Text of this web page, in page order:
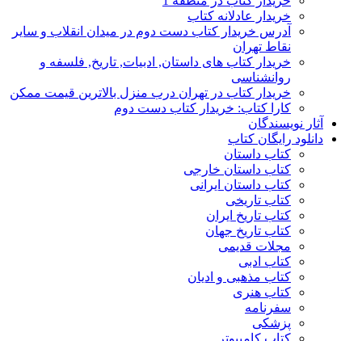
خریدار عادلانه کتاب
آدرس خریدار کتاب دست دوم در میدان انقلاب و سایر
نقاط تهران
خریدار کتاب های داستان, ادبیات, تاریخ, فلسفه و
روانشناسی
خریدار کتاب در تهران درب منزل بالاترین قیمت ممکن
کارا کتاب: خریدار کتاب دست دوم
آثار نویسندگان
دانلود رایگان کتاب
کتاب داستان
کتاب داستان خارجی
کتاب داستان ایرانی
کتاب تاریخی
کتاب تاریخ ایران
کتاب تاریخ جهان
مجلات قدیمی
کتاب ادبی
کتاب مذهبی و ادیان
کتاب هنری
سفرنامه
پزشکی